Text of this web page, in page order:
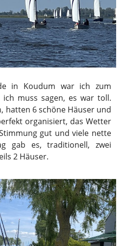
in Koudum war ich zum
muss sagen, es war toll.
hatten 6 schöne Häuser und
organisiert, das Wetter
gut und viele nette
gab es, traditionell, zwei
2 Häuser.